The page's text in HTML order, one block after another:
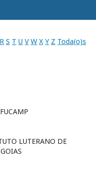
R S T U V W X Y Z Toda(o)s
LUTERANO DE